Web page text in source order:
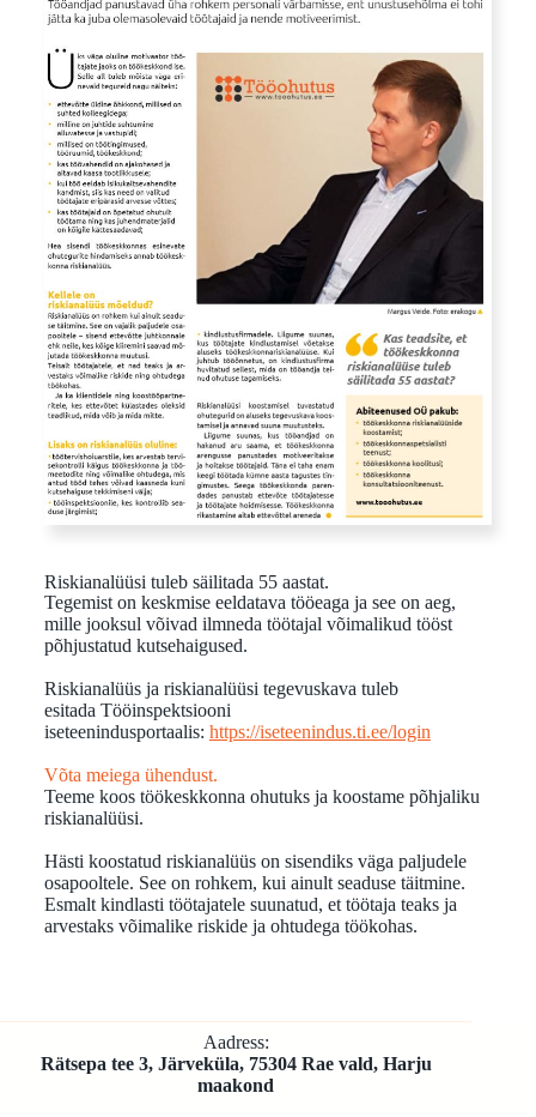
Riskianalüüsi tuleb säilitada 55 aastat.
Tegemist on keskmise eeldatava tööeaga ja see on aeg,
mille jooksul võivad ilmneda töötajal võimalikud tööst
põhjustatud kutsehaigused.
Riskianalüüs ja riskianalüüsi tegevuskava tuleb
esitada Tööinspektsiooni
iseteenindusportaalis: https://iseteenindus.ti.ee/login
Võta meiega ühendust.
Teeme koos töökeskkonna ohutuks ja koostame põhjaliku
riskianalüüsi.
Hästi koostatud riskianalüüs on sisendiks väga paljudele
osapooltele. See on rohkem, kui ainult seaduse täitmine.
Esmalt kindlasti töötajatele suunatud, et töötaja teaks ja
arvestaks võimalike riskide ja ohtudega töökohas.
Aadress:
Rätsepa tee 3, Järveküla, 75304 Rae vald, Harju
maakond